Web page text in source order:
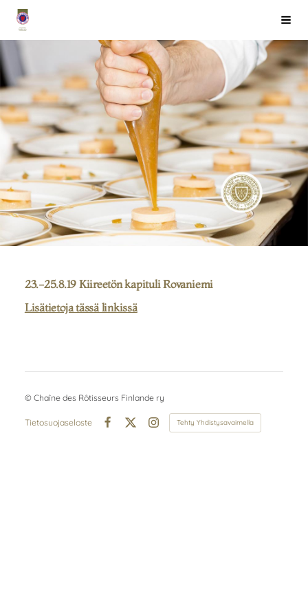
Siirry
sivun
sisältöön
Chaîne des Rôtisseurs Finlande ry
23.-25.8.19 Kiireetön kapituli Rovaniemi
Lisätietoja tässä linkissä
© Chaîne des Rôtisseurs Finlande ry
Tietosuojaseloste
Instagram
Tehty Yhdistysavaimella